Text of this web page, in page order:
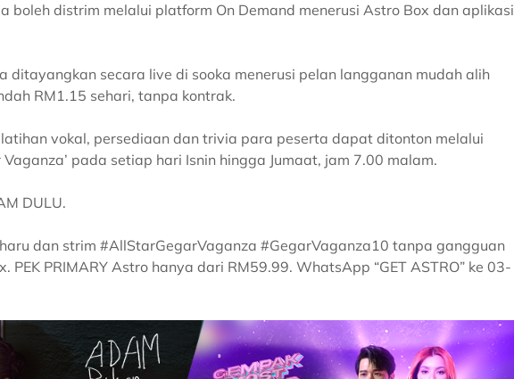
boleh distrim melalui platform On Demand menerusi Astro Box dan aplikasi
ditayangkan secara live di sooka menerusi pelan langganan mudah alih
RM1.15 sehari, tanpa kontrak.
vokal, persediaan dan trivia para peserta dapat ditonton melalui
pada setiap hari Isnin hingga Jumaat, jam 7.00 malam.
DULU.
dan strim #AllStarGegarVaganza #GegarVaganza10 tanpa gangguan
PEK PRIMARY Astro hanya dari RM59.99. WhatsApp “GET ASTRO” ke 03-